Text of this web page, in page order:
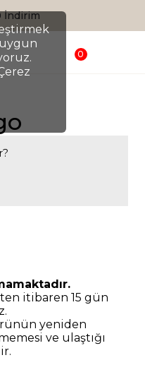
İndirim
0
kargoya verilir.
itibaren 15 gün
yeniden
ve ulaştığı